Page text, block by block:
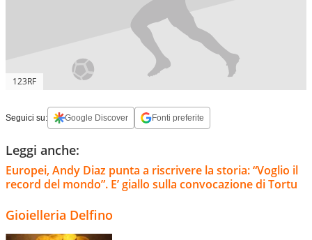
123RF
Seguici su: Google Discover Fonti preferite
Leggi anche:
Europei, Andy Diaz punta a riscrivere la storia: “Voglio il
record del mondo”. E’ giallo sulla convocazione di Tortu
Gioielleria Delfino